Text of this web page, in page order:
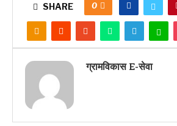
SHARE 0
ग्रामविकास E-सेवा